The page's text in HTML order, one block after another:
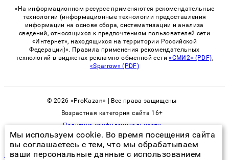
«На информационном ресурсе применяются рекомендательные
технологии (информационные технологии предоставления
информации на основе сбора, систематизации и анализа
сведений, относящихся к предпочтениям пользователей сети
«Интернет», находящихся на территории Российской
Федерации)». Правила применения рекомендательных
технологий в виджетах рекламно-обменной сети«СМИ2» (PDF),
«Sparrow» (PDF)
© 2026 «ProKazan» | Все права защищены
Возрастная категория сайта 16+
Политика конфиденциальности
где прячутся постельные клопы в квартире
Мы используем cookie. Во время посещения сайта
вы соглашаетесь с тем, что мы обрабатываем
ваши персональные данные с использованием